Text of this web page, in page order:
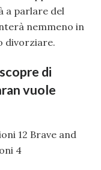
a parlare del
nemmeno in
divorziare.
di
vuole